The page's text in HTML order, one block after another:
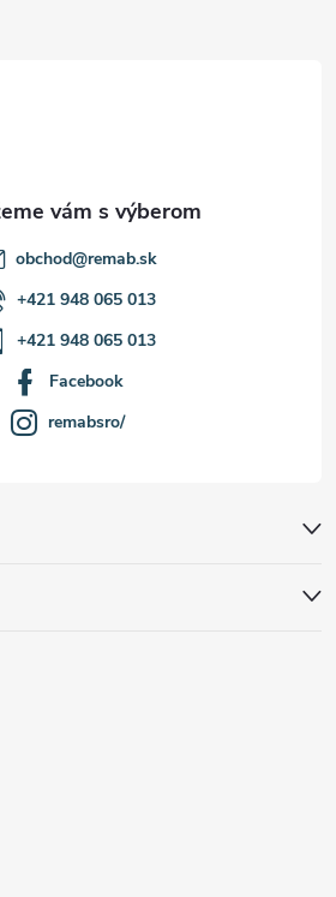
obchod@remab.sk
+421 948 065 013
+421 948 065 013
Facebook
remabsro/